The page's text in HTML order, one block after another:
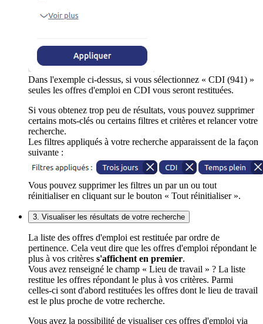
Dans l'exemple ci-dessus, si vous sélectionnez « CDI (941) »
seules les offres d'emploi en CDI vous seront restituées.
Si vous obtenez trop peu de résultats, vous pouvez supprimer
certains mots-clés ou certains filtres et critères et relancer votre
recherche.
Les filtres appliqués à votre recherche apparaissent de la façon
suivante :
Vous pouvez supprimer les filtres un par un ou tout
réinitialiser en cliquant sur le bouton « Tout réinitialiser ».
3. Visualiser les résultats de votre recherche
La liste des offres d'emploi est restituée par ordre de
pertinence. Cela veut dire que les offres d'emploi répondant le
plus à vos critères s'affichent en premier.
Vous avez renseigné le champ « Lieu de travail » ? La liste
restitue les offres répondant le plus à vos critères. Parmi
celles-ci sont d'abord restituées les offres dont le lieu de travail
est le plus proche de votre recherche.
Vous avez la possibilité de visualiser ces offres d'emploi via